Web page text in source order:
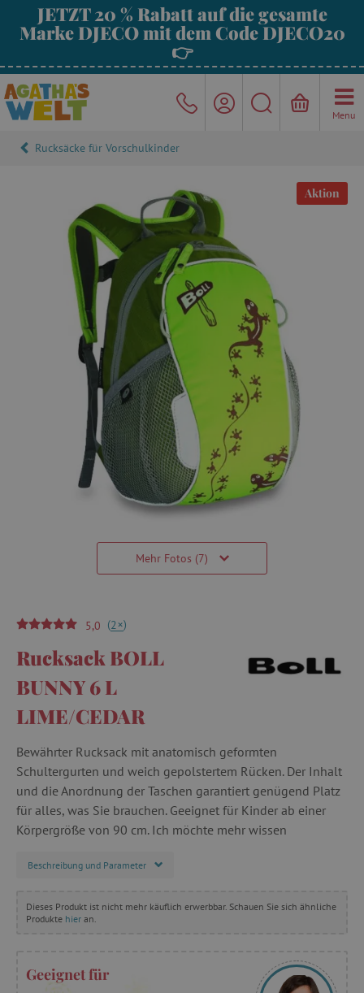
JETZT 20 % Rabatt auf die gesamte
Marke DJECO mit dem Code DJECO20
👉
Menu
Rucksäcke für Vorschulkinder
Aktion
Mehr Fotos (7)
5,0 (2+)
Rucksack BOLL
BUNNY 6 L
LIME/CEDAR
Bewährter Rucksack mit anatomisch geformten
Schultergurten und weich gepolstertem Rücken. Der Inhalt
und die Anordnung der Taschen garantiert genügend Platz
für alles, was Sie brauchen. Geeignet für Kinder ab einer
Körpergröße von 90 cm. Ich möchte mehr wissen
Beschreibung und Parameter
Dieses Produkt ist nicht mehr käuflich erwerbbar. Schauen Sie sich ähnliche
Produkte hier an.
Geeignet für